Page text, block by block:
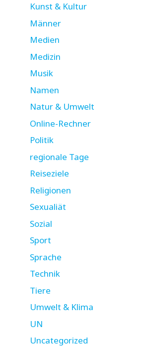
Kunst & Kultur
Männer
Medien
Medizin
Musik
Namen
Natur & Umwelt
Online-Rechner
Politik
regionale Tage
Reiseziele
Religionen
Sexualiät
Sozial
Sport
Sprache
Technik
Tiere
Umwelt & Klima
UN
Uncategorized